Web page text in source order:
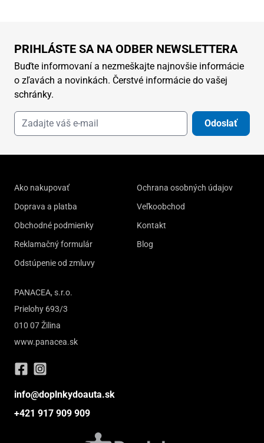
PRIHLÁSTE SA NA ODBER NEWSLETTERA
Buďte informovaní a nezmeškajte najnovšie informácie
o zľavách a novinkách. Čerstvé informácie do vašej
schránky.
Odoslať
Ako nakupovať
Doprava a platba
Obchodné podmienky
Reklamačný formulár
Odstúpenie od zmluvy
Ochrana osobných údajov
Veľkoobchod
Kontakt
Blog
PANACEA, s.r.o.
Prielohy 693/3
010 07 Žilina
www.panacea.sk
info@doplnkydoauta.sk
+421 917 909 909